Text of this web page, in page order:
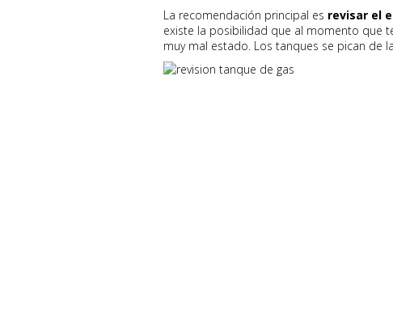
La recomendación principal es revisar el
existe la posibilidad que al momento que
muy mal estado. Los tanques se pican de